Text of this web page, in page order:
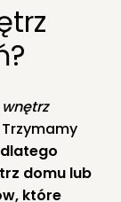
dlatego
domu lub
które